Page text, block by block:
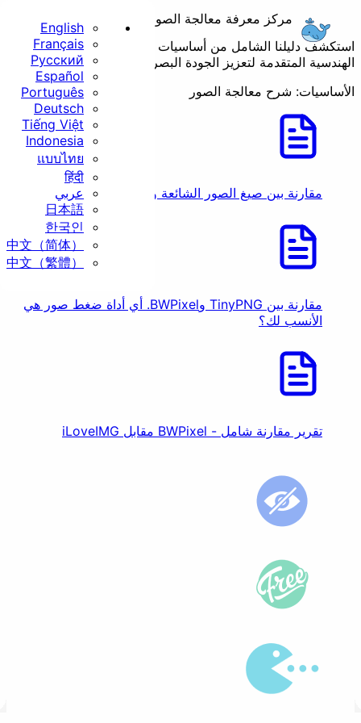
الرئيسية
قص
الأمان
إزالة بيانات EXIF علامة مائية
ضغط
مركز معرفة معالجة الصور وتحسين الويب
دليلنا الشامل من أساسيات الصور إلى الممارسات
المتقدمة لتعزيز الجودة البصرية وأداء الويب.
شرح معالجة الصور
مقارنة بين صيغ الصور الشائعة وحالات استخدامها
مقارنة بين TinyPNG وBWPixel. أي أداة ضغط صور هي
الأنسب لك؟
تقرير مقارنة شامل - BWPixel مقابل iLoveIMG
English
Français
Русский
Español
Português
Deutsch
Tiếng Việt
Indonesia
แบบไทย
हिंदी
عربي
日本語
한국인
中文（简体）
中文（繁體）